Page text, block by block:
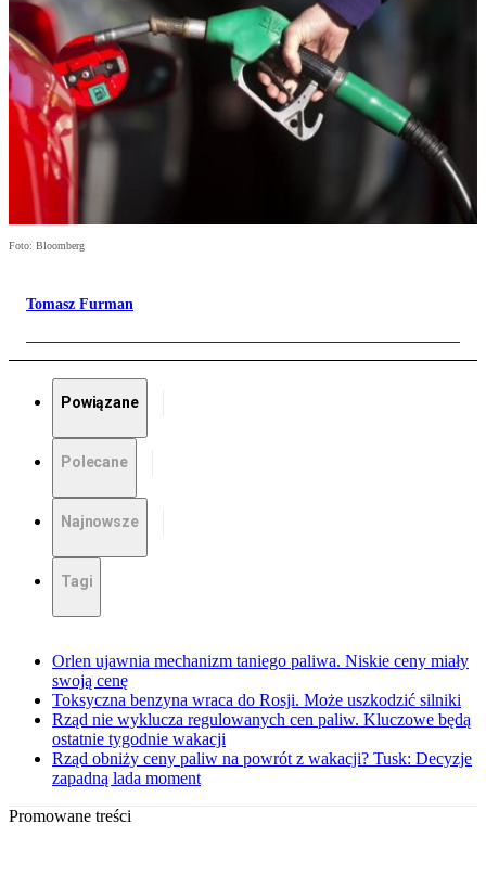
Foto: Bloomberg
Tomasz Furman
Powiązane
Polecane
Najnowsze
Tagi
Orlen ujawnia mechanizm taniego paliwa. Niskie ceny miały
swoją cenę
Toksyczna benzyna wraca do Rosji. Może uszkodzić silniki
Rząd nie wyklucza regulowanych cen paliw. Kluczowe będą
ostatnie tygodnie wakacji
Rząd obniży ceny paliw na powrót z wakacji? Tusk: Decyzje
zapadną lada moment
Promowane treści